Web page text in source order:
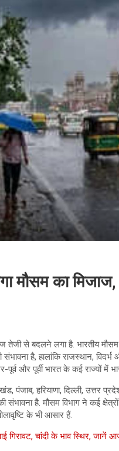
मौसम का मिजाज,
तेजी से बदलने लगा है. भारतीय
है, हालांकि राजस्थान, विदर्भ
पूर्व और पूर्वी भारत के कई राज्यों
पंजाब, हरियाणा, दिल्ली,
है. मौसम विभाग ने कई
के भी आसार हैं.
गिरावट, चांदी के भाव स्थिर, जानें